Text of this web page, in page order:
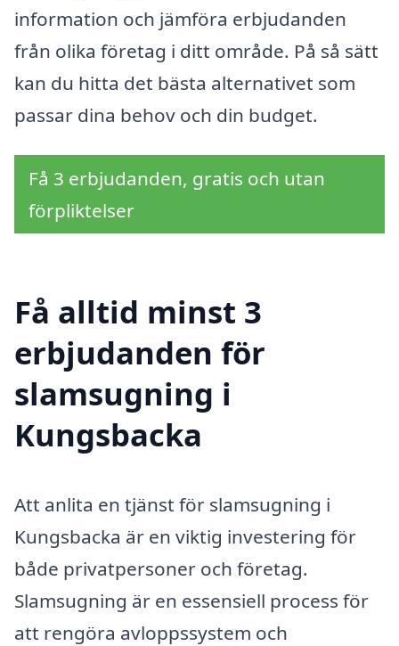
information och jämföra erbjudanden
från olika företag i ditt område. På så sätt
kan du hitta det bästa alternativet som
passar dina behov och din budget.
Få 3 erbjudanden, gratis och utan
förpliktelser
Få alltid minst 3
erbjudanden för
slamsugning i
Kungsbacka
Att anlita en tjänst för slamsugning i
Kungsbacka är en viktig investering för
både privatpersoner och företag.
Slamsugning är en essensiell process för
att rengöra avloppssystem och